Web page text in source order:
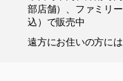
部店舗）、ファミリ
込）で販売中
遠方にお住いの方に